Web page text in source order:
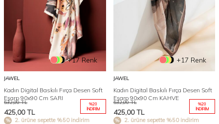
+17 Renk
JAWEL
Kadın Digital Baskılı Fırça Desen Soft
Eşarp 90x90 Cm SARI
532,00TL
425,00TL
%20
İNDIRIM
2. ürüne sepette %50 indirim
+17 Renk
JAWEL
Kadın Digital Baskılı Fırça Desen Soft
Eşarp 90x90 Cm KAHVE
532,00TL
425,00TL
%20
İNDIRIM
2. ürüne sepette %50 indirim